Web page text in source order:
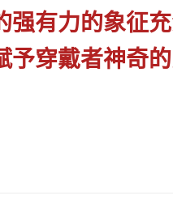
强有力的象征充
予穿戴者神奇的